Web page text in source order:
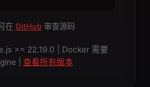
在 GitHub审查源码
>= 22.19.0 | Docker 需要
| 查看所有版本